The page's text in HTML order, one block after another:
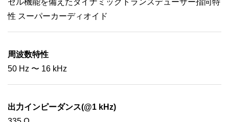
セル機能を備えたダイナミックトランスデューサー指向特
性 スーパーカーディオイド
周波数特性
50 Hz 〜 16 kHz
出力インピーダンス(@1 kHz)